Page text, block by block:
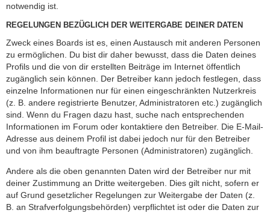
notwendig ist.
REGELUNGEN BEZÜGLICH DER WEITERGABE DEINER DATEN
Zweck eines Boards ist es, einen Austausch mit anderen Personen
zu ermöglichen. Du bist dir daher bewusst, dass die Daten deines
Profils und die von dir erstellten Beiträge im Internet öffentlich
zugänglich sein können. Der Betreiber kann jedoch festlegen, dass
einzelne Informationen nur für einen eingeschränkten Nutzerkreis
(z. B. andere registrierte Benutzer, Administratoren etc.) zugänglich
sind. Wenn du Fragen dazu hast, suche nach entsprechenden
Informationen im Forum oder kontaktiere den Betreiber. Die E-Mail-
Adresse aus deinem Profil ist dabei jedoch nur für den Betreiber
und von ihm beauftragte Personen (Administratoren) zugänglich.
Andere als die oben genannten Daten wird der Betreiber nur mit
deiner Zustimmung an Dritte weitergeben. Dies gilt nicht, sofern er
auf Grund gesetzlicher Regelungen zur Weitergabe der Daten (z.
B. an Strafverfolgungsbehörden) verpflichtet ist oder die Daten zur